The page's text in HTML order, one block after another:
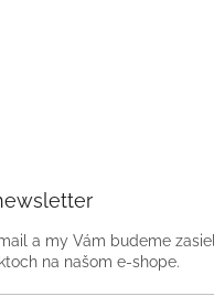
a my Vám budeme
na našom e-shope.